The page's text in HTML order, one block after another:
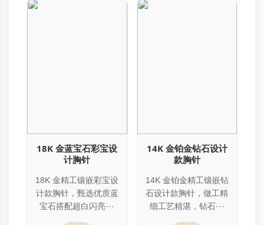
18K 金蓝宝石彩宝设
计胸针
18K 金精工镶嵌彩宝设
计款胸针，甄选优质蓝
宝石搭配超白闪亮···
14K 金铂金钻石设计
款胸针
14K 金铂金精工镶嵌钻
石设计款胸针，做工精
细工艺精湛，钻石···